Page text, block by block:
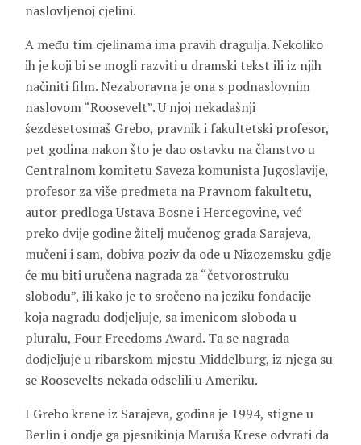
naslovljenoj cjelini.
A među tim cjelinama ima pravih dragulja. Nekoliko
ih je koji bi se mogli razviti u dramski tekst ili iz njih
načiniti film. Nezaboravna je ona s podnaslovnim
naslovom “Roosevelt”. U njoj nekadašnji
šezdesetosmaš Grebo, pravnik i fakultetski profesor,
pet godina nakon što je dao ostavku na članstvo u
Centralnom komitetu Saveza komunista Jugoslavije,
profesor za više predmeta na Pravnom fakultetu,
autor predloga Ustava Bosne i Hercegovine, već
preko dvije godine žitelj mučenog grada Sarajeva,
mučeni i sam, dobiva poziv da ode u Nizozemsku gdje
će mu biti uručena nagrada za “četvorostruku
slobodu”, ili kako je to sročeno na jeziku fondacije
koja nagradu dodjeljuje, sa imenicom sloboda u
pluralu, Four Freedoms Award. Ta se nagrada
dodjeljuje u ribarskom mjestu Middelburg, iz njega su
se Roosevelts nekada odselili u Ameriku.
I Grebo krene iz Sarajeva, godina je 1994, stigne u
Berlin i ondje ga pjesnikinja Maruša Krese odvrati da